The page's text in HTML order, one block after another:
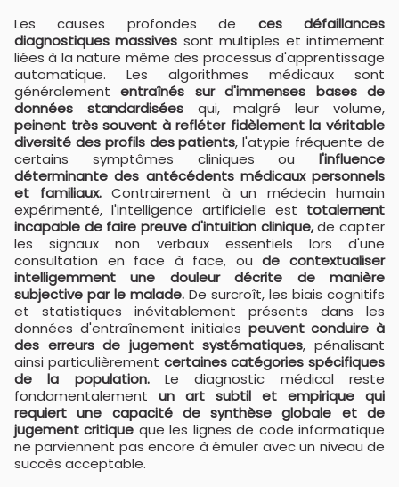
Les causes profondes de ces défaillances
diagnostiques massives sont multiples et intimement
liées à la nature même des processus d'apprentissage
automatique. Les algorithmes médicaux sont
généralemententraînés sur d'immenses bases de
données standardisées qui, malgré leur volume,
peinent très souvent à refléter fidèlement la véritable
diversité des profils des patients, l'atypie fréquente de
certains symptômes cliniques ou l'influence
déterminante des antécédents médicaux personnels
et familiaux. Contrairement à un médecin humain
expérimenté, l'intelligence artificielle est totalement
incapable de faire preuve d'intuition clinique,de capter
les signaux non verbaux essentiels lors d'une
consultation en face à face, oude contextualiser
intelligemment une douleur décrite de manière
subjective par le malade. De surcroît, les biais cognitifs
et statistiques inévitablement présents dans les
données d'entraînement initiales peuvent conduire à
des erreurs de jugement systématiques, pénalisant
ainsi particulièrement certaines catégories spécifiques
de la population. Le diagnostic médical reste
fondamentalement un art subtil et empirique qui
requiert une capacité de synthèse globale et de
jugement critique que les lignes de code informatique
ne parviennent pas encore à émuler avec un niveau de
succès acceptable.